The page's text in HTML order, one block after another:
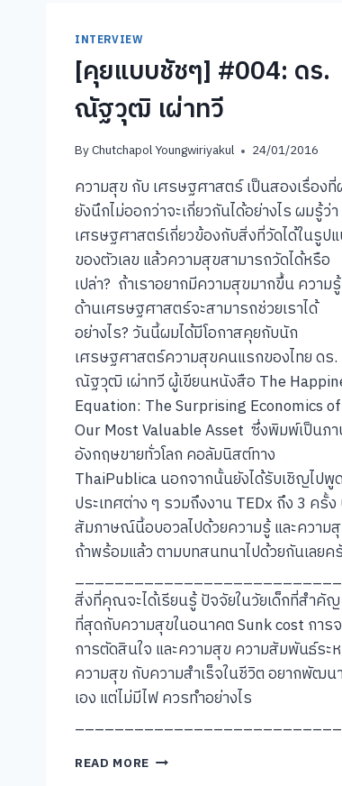
INTERVIEW
[คุยแบบชัชๆ] #004: ดร.
ณัฐวุฒิ เผ่าทวี
ByChutchapol Youngwiriyakul 24/01/2016
ความสุข กับ เศรษฐศาสตร์ เป็นสองเรื่อง
ยังนึกไม่ออกว่าจะเกี่ยวกันได้อย่างไร ผมรู้ว่า
เศรษฐศาสตร์เกี่ยวข้องกับสิ่งที่วัดได้ในรูป
ของตัวเลข แล้วความสุขสามารถวัดได้หรือ
เปล่า? ถ้าเราอยากมีความสุขมากขึ้น ความ
ด้านเศรษฐศาสตร์จะสามารถช่วยเราได้
อย่างไร? วันนี้ผมได้มีโอกาสคุยกับนัก
เศรษฐศาสตร์ความสุขคนแรกของไทย ดร.
ณัฐวุฒิ เผ่าทวี ผู้เขียนหนังสือ The
Equation: The Surprising Economics of
Our Most Valuable Asset ซึ่งพิมพ์เป็นภา
อังกฤษขายทั่วโลก คอลัมนิสต์ทาง
ThaiPublica นอกจากนั้นยังได้รับเชิญไปพู
ประเทศต่าง ๆ รวมถึงงาน TEDx ถึง 3 ครั้ง
สัมภาษณ์นี้อบอวลไปด้วยความรู้ และความ
ถ้าพร้อมแล้ว ตามบทสนทนาไปด้วยกันเลยค
สิ่งที่คุณจะได้เรียนรู้ ปัจจัยในวัยเด็กที่สำคัญ
ที่สุดกับความสุขในอนาคต Sunk cost การ
การตัดสินใจ และความสุข ความสัมพันธ์ระ
ความสุข กับความสำเร็จในชีวิต อยากพัฒน
เอง แต่ไม่มีไฟ ควรทำอย่างไร
READ MORE [คุย